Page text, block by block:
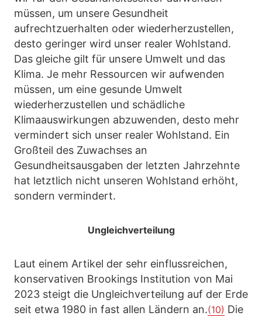
müssen, um unsere Gesundheit
aufrechtzuerhalten oder wiederherzustellen,
desto geringer wird unser realer Wohlstand.
Das gleiche gilt für unsere Umwelt und das
Klima. Je mehr Ressourcen wir aufwenden
müssen, um eine gesunde Umwelt
wiederherzustellen und schädliche
Klimaauswirkungen abzuwenden, desto mehr
vermindert sich unser realer Wohlstand. Ein
Großteil des Zuwachses an
Gesundheitsausgaben der letzten Jahrzehnte
hat letztlich nicht unseren Wohlstand erhöht,
sondern vermindert.
Ungleichverteilung
Laut einem Artikel der sehr einflussreichen,
konservativen Brookings Institution von Mai
2023 steigt die Ungleichverteilung auf der Erde
seit etwa 1980 in fast allen Ländern an.(10) Die